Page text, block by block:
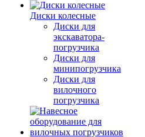
Диски колесные
Диски для
экскаватора-
погрузчика
Диски для
минипогрузчика
Диски для
вилочного
погрузчика